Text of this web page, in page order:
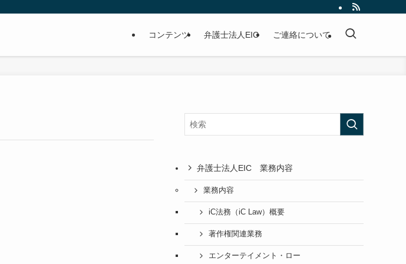
コンテンツ 弁護士法人EIC ご連絡について
弁護士法人EIC 業務内容
業務内容
iC法務（iC Law）概要
著作権関連業務
エンターテイメント・ロー